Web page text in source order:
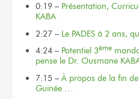
0:19 – Présentation,
KABA
2:27 – Le PADES à 2 ans,
4:24 – Potentiel 3ème
pense le Dr. Ousmane
7:15 –À propos de la fin
Guinée …